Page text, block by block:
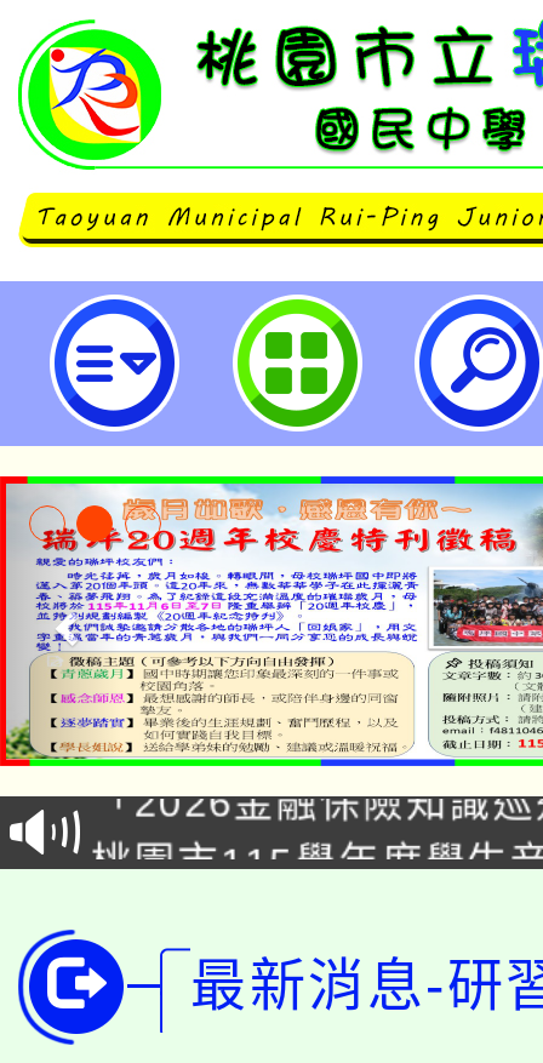
「113學年度國中小科技教育及資
習-用科技教科技課程分享工作坊
國民中學
公告本校115學年度第
代理(課)教師甄選結果(
「2026金融保險知識
車」活動
桃園市115學年度學生
代理(課)教師甄選結果(
公告本校115學年度第
代理(課)教師甄選結果(
轉知中國文化大學推廣
最新消息-研